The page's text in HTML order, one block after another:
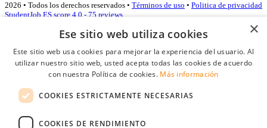
2026 • Todos los derechos reservados • Términos de uso • Politica de privacidad
StudentJob ES score 4.0 - 75 reviews
Acceso empresas
Contraseña
×
Ese sitio web utiliza cookies
Este sitio web usa cookies para mejorar la experiencia del usuario. Al
utilizar nuestro sitio web, usted acepta todas las cookies de acuerdo
con nuestra Política de cookies. Más información
COOKIES ESTRICTAMENTE NECESARIAS
COOKIES DE RENDIMIENTO